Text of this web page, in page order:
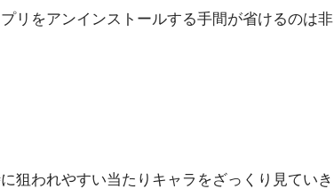
リをアンインストールする手間が省けるのは非
狙われやすい当たりキャラをざっくり見ていき